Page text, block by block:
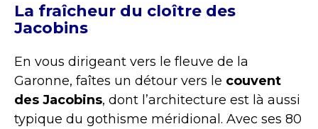
La fraîcheur du cloître des
Jacobins
En vous dirigeant vers le fleuve de la
Garonne, faîtes un détour vers le couvent
des Jacobins, dont l’architecture est là aussi
typique du gothisme méridional. Avec ses 80